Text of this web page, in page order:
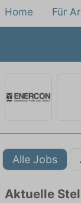
Home Für
Alle Jobs
Aktuelle